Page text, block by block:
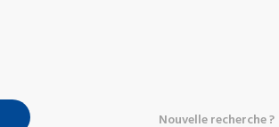
Nouvelle recherche ?